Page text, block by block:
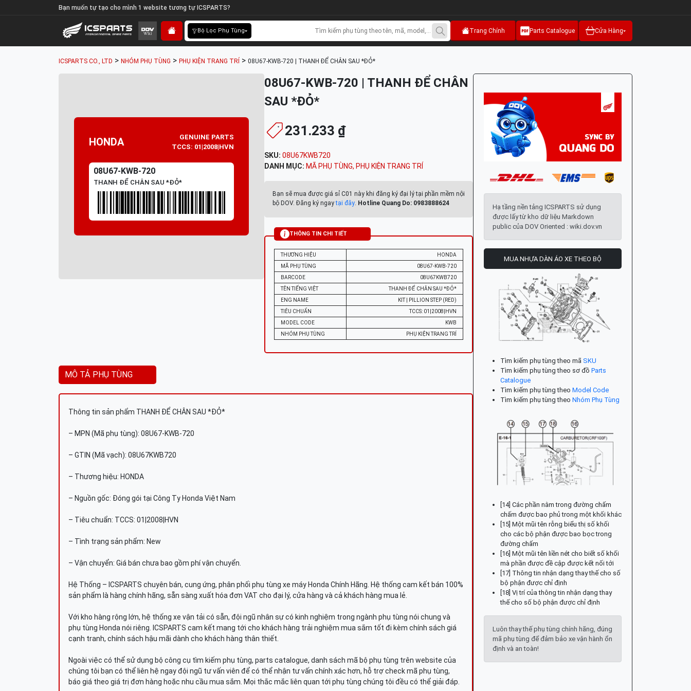
Bạn muốn tự tạo cho mình 1 website tương tự ICSPARTS?
Bộ Lọc Phụ Tùng Trang Chính Parts Catalogue Cửa Hàng
ICSPARTS CO., LTD > NHÓM PHỤ TÙNG > PHỤ KIỆN TRANG TRÍ > 08U67-KWB-720 | THANH ĐỂ CHÂN SAU *ÐỎ*
HONDA
GENUINE PARTS
TCCS: 01|2008|HVN
08U67-KWB-720
THANH ĐỂ CHÂN SAU *ÐỎ*
08U67-KWB-720 | THANH ĐỂ CHÂN
SAU *ÐỎ*
231.233 ₫
SKU: 08U67KWB720
DANH MỤC: MÃ PHỤ TÙNG, PHỤ KIỆN TRANG TRÍ
Bạn sẽ mua được giá sỉ C01 này khi đăng ký đại lý tại phần mềm nội
bộ DOV. Đăng ký ngaytại đây. Hotline Quang Do: 0983888624
THÔNG TIN CHI TIẾT
THƯƠNG HIỆU
HONDA
MÃ PHỤ TÙNG
08U67-KWB-720
BARCODE
08U67KWB720
TÊN TIẾNG VIỆT
THANH ĐỂ CHÂN SAU *ÐỎ*
ENG NAME
KIT | PILLION STEP (RED)
TIÊU CHUẨN
TCCS: 01|2008|HVN
MODEL CODE
KWB
NHÓM PHỤ TÙNG
PHỤ KIỆN TRANG TRÍ
MÔ TẢ PHỤ TÙNG
Thông tin sản phẩm THANH ĐỂ CHÂN SAU *ÐỎ*
– MPN (Mã phụ tùng): 08U67-KWB-720
– GTIN (Mã vạch): 08U67KWB720
– Thương hiệu: HONDA
– Nguồn gốc: Đóng gói tại Công Ty Honda Việt Nam
– Tiêu chuẩn: TCCS: 01|2008|HVN
– Tình trạng sản phẩm: New
– Vận chuyển: Giá bán chưa bao gồm phí vận chuyển.
Hệ Thống – ICSPARTS chuyên bán, cung ứng, phân phối phụ tùng xe máy Honda Chính Hãng. Hệ thống cam kết bán 100%
sản phẩm là hàng chính hãng, sẵn sàng xuất hóa đơn VAT cho đại lý, cửa hàng và cả khách hàng mua lẻ.
Với kho hàng rộng lớn, hệ thống xe vận tải có sẵn, đội ngũ nhân sự có kinh nghiệm trong ngành phụ tùng nói chung và
phụ tùng Honda nói riêng. ICSPARTS cam kết mang tới cho khách hàng trải nghiệm mua sắm tốt đi kèm chính sách giá
cạnh tranh, chính sách hậu mãi dành cho khách hàng thân thiết.
Ngoài việc có thể sử dụng bộ công cụ tìm kiếm phụ tùng, parts catalogue, danh sách mã bộ phụ tùng trên website của
chúng tôi bạn có thể liên hệ ngay đội ngũ tư vấn viên để có thể nhận tư vấn chính xác hơn, hỗ trợ check mã phụ tùng,
báo giá theo giá trị đơn hàng hoặc nhu cầu mua sắm. Mọi thắc mắc liên quan tới phụ tùng chúng tôi đều có thể giải đáp.
Hạ tầng nền tảng ICSPARTS sử dụng
được lấy từ kho dữ liệu Markdown
public của DOV Oriented : wiki.dov.vn
MUA NHỰA DÀN ÁO XE THEO BỘ
Tìm kiếm phụ tùng theo mã SKU
Tìm kiếm phụ tùng theo sơ đồ Parts
Catalogue
Tìm kiếm phụ tùng theo Model Code
Tìm kiếm phụ tùng theo Nhóm Phụ Tùng
[14] Các phần nằm trong đường chấm
chấm được bao phủ trong một khối khác
[15] Một mũi tên rỗng biểu thị số khối
cho các bộ phận được bao bọc trong
đường chấm
[16] Một mũi tên liền nét cho biết số khối
mà phần được đề cập được kết nối tới
[17] Thông tin nhận dạng thay thế cho số
bộ phận được chỉ định
[18] Vị trí của thông tin nhận dạng thay
thế cho số bộ phận được chỉ định
Luôn thay thế phụ tùng chính hãng, đúng
mã phụ tùng để đảm bảo xe vận hành ổn
định và an toàn!